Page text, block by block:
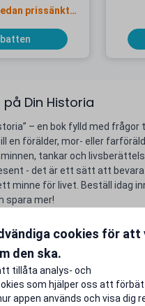
Din Historia
– en bok fylld med frågor
en förälder, mor- eller
tankar och
- det är ett sätt att
minne för livet. Beställ idag
spara mer!
problem
prissänkta
cookies för att
den ska.
tillåta analys- och
som hjälper oss att
appen används och visa dig